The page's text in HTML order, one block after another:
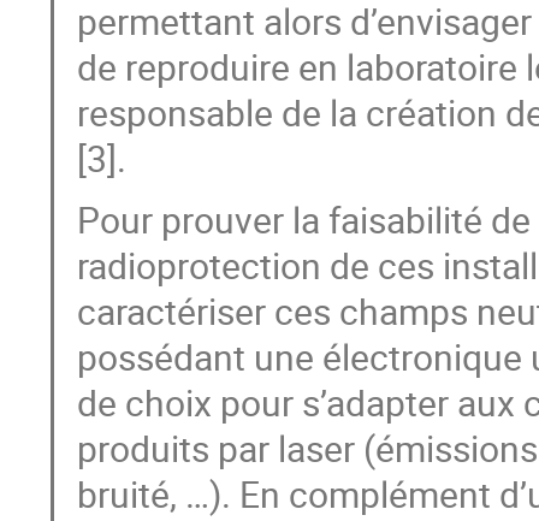
permettant alors
de reproduire en laboratoire
responsable de la création
[3].
Pour prouver la faisabilité
radioprotection de ces
caractériser ces champs
possédant une
de choix pour s’adapter
produits par laser
bruité, …). En complément